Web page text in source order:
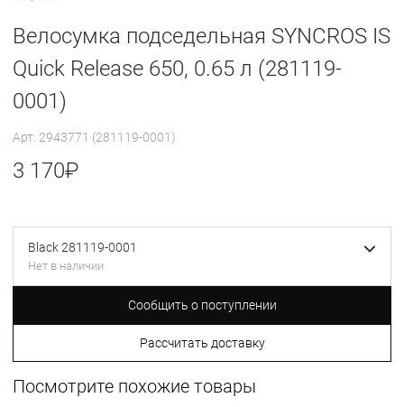
Велосумка подседельная SYNCROS IS
Quick Release 650, 0.65 л (281119-
0001)
Арт: 2943771 (281119-0001)
3 170₽
Black 281119-0001
Нет в наличии
Сообщить о поступлении
Рассчитать доставку
Посмотрите похожие товары